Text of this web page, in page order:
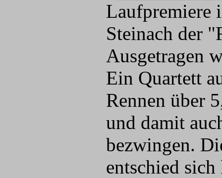
Laufpremiere
Steinach der
Ausgetragen
Ein Quartett
Rennen über
und damit
bezwingen.
entschied